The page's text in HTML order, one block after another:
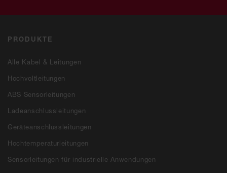
PRODUKTE
Alle Kabel & Leitungen
Hochvoltleitungen
ABS Sensorleitungen
Ladeanschlussleitungen
Geräteanschlussleitungen
Hochtemperaturleitungen
Sensorleitungen für industrielle Anwendungen